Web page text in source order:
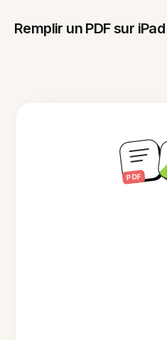
Remplir un PDF sur iPad